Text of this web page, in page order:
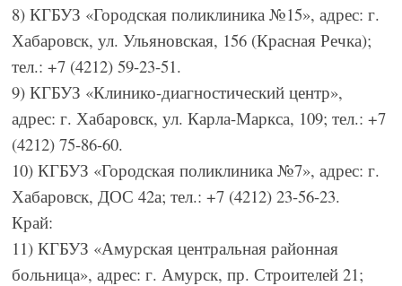
8) КГБУЗ «Городская поликлиника №15», адрес: г.
Хабаровск, ул. Ульяновская, 156 (Красная Речка);
тел.: +7 (4212) 59-23-51.
9) КГБУЗ «Клинико-диагностический центр»,
адрес: г. Хабаровск, ул. Карла-Маркса, 109; тел.: +7
(4212) 75-86-60.
10) КГБУЗ «Городская поликлиника №7», адрес: г.
Хабаровск, ДОС 42а; тел.: +7 (4212) 23-56-23.
Край:
11) КГБУЗ «Амурская центральная районная
больница», адрес: г. Амурск, пр. Строителей 21;